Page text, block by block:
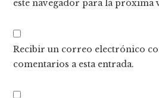
este navegador para la próxima
Recibir un correo electrónico
comentarios a esta entrada.